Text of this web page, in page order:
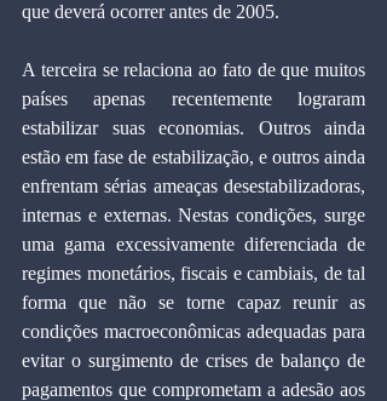
que deverá ocorrer antes de 2005.
A terceira se relaciona ao fato de que muitos
países apenas recentemente lograram
estabilizar suas economias. Outros ainda
estão em fase de estabilização, e outros ainda
enfrentam sérias ameaças desestabilizadoras,
internas e externas. Nestas condições, surge
uma gama excessivamente diferenciada de
regimes monetários, fiscais e cambiais, de tal
forma que não se torne capaz reunir as
condições macroeconômicas adequadas para
evitar o surgimento de crises de balanço de
pagamentos que comprometam a adesão aos